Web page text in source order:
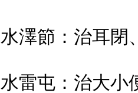
水澤節：治耳閉
水雷屯：治大小